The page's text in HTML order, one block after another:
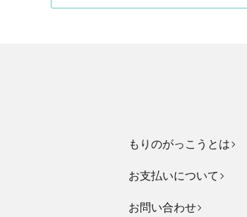
もりのがっこうとは
お支払いについて
お問い合わせ